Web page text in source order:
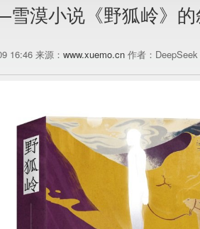
漠小说《野狐岭》的
16:46 来源： www.xuemo.cn作者：DeepSeek